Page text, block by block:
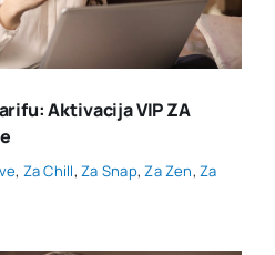
Aktivacija VIP ZA
, Za Chill,Za Snap,Za Zen,Za